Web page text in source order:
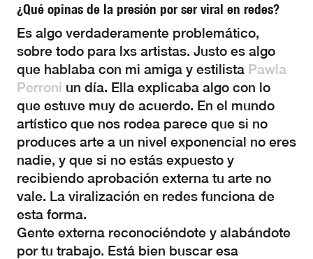
¿Qué opinas de la presión por ser viral en redes?
Es algo verdaderamente problemático,
sobre todo para lxs artistas. Justo es algo
que hablaba con mi amiga y estilista Pawla
Perroni un día. Ella explicaba algo con lo
que estuve muy de acuerdo. En el mundo
artístico que nos rodea parece que si no
produces arte a un nivel exponencial no eres
nadie, y que si no estás expuesto y
recibiendo aprobación externa tu arte no
vale. La viralización en redes funciona de
esta forma.
Gente externa reconociéndote y alabándote
por tu trabajo. Está bien buscar esa